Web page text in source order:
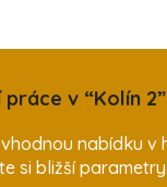
v “Kolín
nabídku v
si bližší parametry.